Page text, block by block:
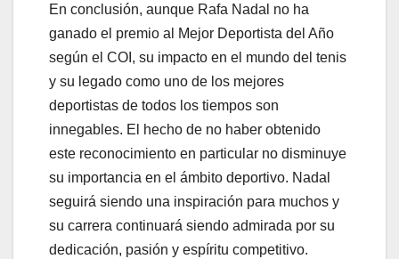
En conclusión, aunque Rafa Nadal no ha
ganado el premio al Mejor Deportista del Año
según el COI, su impacto en el mundo del tenis
y su legado como uno de los mejores
deportistas de todos los tiempos son
innegables. El hecho de no haber obtenido
este reconocimiento en particular no disminuye
su importancia en el ámbito deportivo. Nadal
seguirá siendo una inspiración para muchos y
su carrera continuará siendo admirada por su
dedicación, pasión y espíritu competitivo.